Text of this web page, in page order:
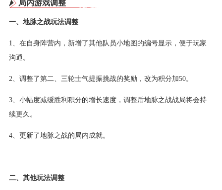
局内游戏调整
一、地脉之战玩法调整
1、在自身阵营内，新增了其他队员小地图的编号显示，便于玩家
沟通。
2、调整了第二、三轮士气提振挑战的奖励，改为积分加50。
3、小幅度减缓胜利积分的增长速度，调整后地脉之战战局将会持
续更久。
4、更新了地脉之战的局内成就。
二、其他玩法调整